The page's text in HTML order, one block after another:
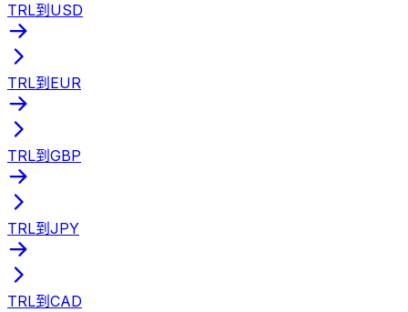
TRL到USD
TRL到EUR
TRL到GBP
TRL到JPY
TRL到CAD